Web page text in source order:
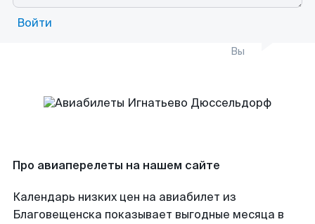
Войти
Вы
Про авиаперелеты на нашем сайте
Календарь низких цен на авиабилет из
Благовещенска показывает выгодные месяца в